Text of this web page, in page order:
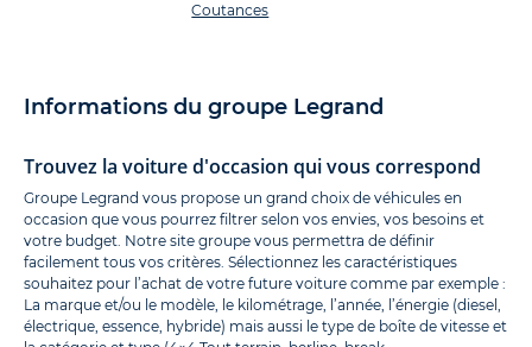
Coutances
Informations du groupe Legrand
Trouvez la voiture d'occasion qui vous correspond
Groupe Legrand vous propose un grand choix de véhicules en
occasion que vous pourrez filtrer selon vos envies, vos besoins et
votre budget. Notre site groupe vous permettra de définir
facilement tous vos critères. Sélectionnez les caractéristiques
souhaitez pour l’achat de votre future voiture comme par exemple :
La marque et/ou le modèle, le kilométrage, l’année, l’énergie (diesel,
électrique, essence, hybride) mais aussi le type de boîte de vitesse et